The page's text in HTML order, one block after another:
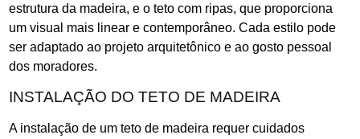
estrutura da madeira, e o teto com ripas, que proporciona
um visual mais linear e contemporâneo. Cada estilo pode
ser adaptado ao projeto arquitetônico e ao gosto pessoal
dos moradores.
INSTALAÇÃO DO TETO DE MADEIRA
A instalação de um teto de madeira requer cuidados